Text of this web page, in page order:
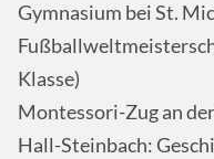
Gymnasium bei St.
Klasse)
Montessori-Zug an
Hall-Steinbach: